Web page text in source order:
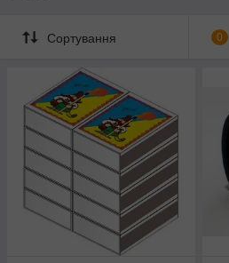
Сортування 0